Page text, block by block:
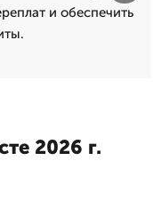
и обеспечить
2026 г.